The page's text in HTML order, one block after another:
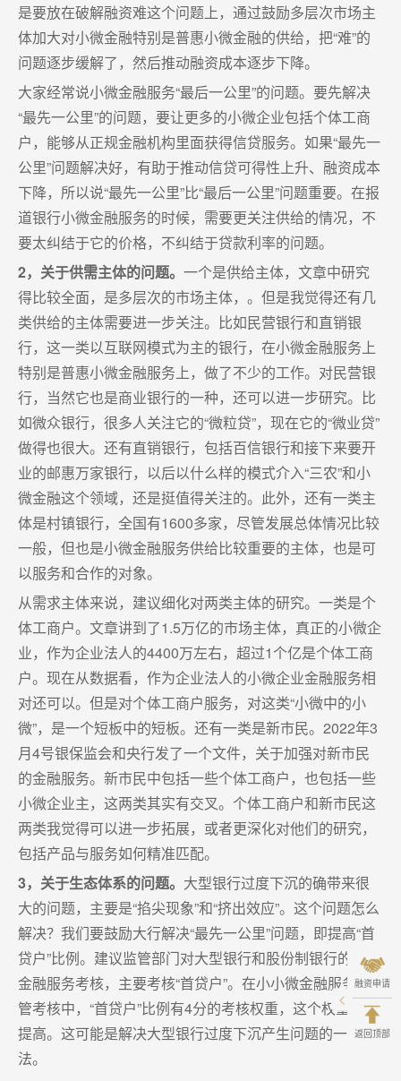
是要放在破解融资难这个问题上，通过鼓励多层次市场主
体加大对小微金融特别是普惠小微金融的供给，把“难”的
问题逐步缓解了，然后推动融资成本逐步下降。
大家经常说小微金融服务“最后一公里”的问题。要先解决
“最先一公里”的问题，要让更多的小微企业包括个体工商
户，能够从正规金融机构里面获得信贷服务。如果“最先一
公里”问题解决好，有助于推动信贷可得性上升、融资成本
下降，所以说“最先一公里”比“最后一公里”问题重要。在报
道银行小微金融服务的时候，需要更关注供给的情况，不
要太纠结于它的价格，不纠结于贷款利率的问题。
2，关于供需主体的问题。 一个是供给主体，文章中研究
得比较全面，是多层次的市场主体，。但是我觉得还有几
类供给的主体需要进一步关注。比如民营银行和直销银
行，这一类以互联网模式为主的银行，在小微金融服务上
特别是普惠小微金融服务上，做了不少的工作。对民营银
行，当然它也是商业银行的一种，还可以进一步研究。比
如微众银行，很多人关注它的“微粒贷”，现在它的“微业贷”
做得也很大。还有直销银行，包括百信银行和接下来要开
业的邮惠万家银行，以后以什么样的模式介入“三农”和小
微金融这个领域，还是挺值得关注的。此外，还有一类主
体是村镇银行，全国有1600多家，尽管发展总体情况比较
一般，但也是小微金融服务供给比较重要的主体，也是可
以服务和合作的对象。
从需求主体来说，建议细化对两类主体的研究。一类是个
体工商户。文章讲到了1.5万亿的市场主体，真正的小微企
业，作为企业法人的4400万左右，超过1个亿是个体工商
户。现在从数据看，作为企业法人的小微企业金融服务相
对还可以。但是对个体工商户服务，对这类“小微中的小
微”，是一个短板中的短板。还有一类是新市民。2022年3
月4号银保监会和央行发了一个文件，关于加强对新市民
的金融服务。新市民中包括一些个体工商户，也包括一些
小微企业主，这两类其实有交叉。个体工商户和新市民这
两类我觉得可以进一步拓展，或者更深化对他们的研究，
包括产品与服务如何精准匹配。
3，关于生态体系的问题。 大型银行过度下沉的确带来很
大的问题，主要是“掐尖现象”和“挤出效应”。这个问题怎么
解决？我们要鼓励大行解决“最先一公里”问题，即提高“首
贷户”比例。建议监管部门对大型银行和股份制银行的小微
金融服务考核，主要考核“首贷户”。在小小微金融服务监
管考核中，“首贷户”比例有4分的考核权重，这个权重应该
提高。这可能是解决大型银行过度下沉产生问题的一个办
法。
融资申请
返回顶部